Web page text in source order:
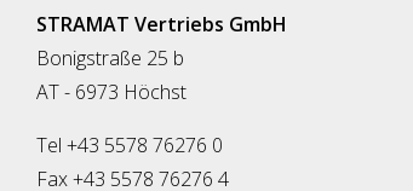
STRAMAT Vertriebs GmbH
Bonigstraße 25 b
AT - 6973 Höchst
Tel +43 5578 76276 0
Fax +43 5578 76276 4